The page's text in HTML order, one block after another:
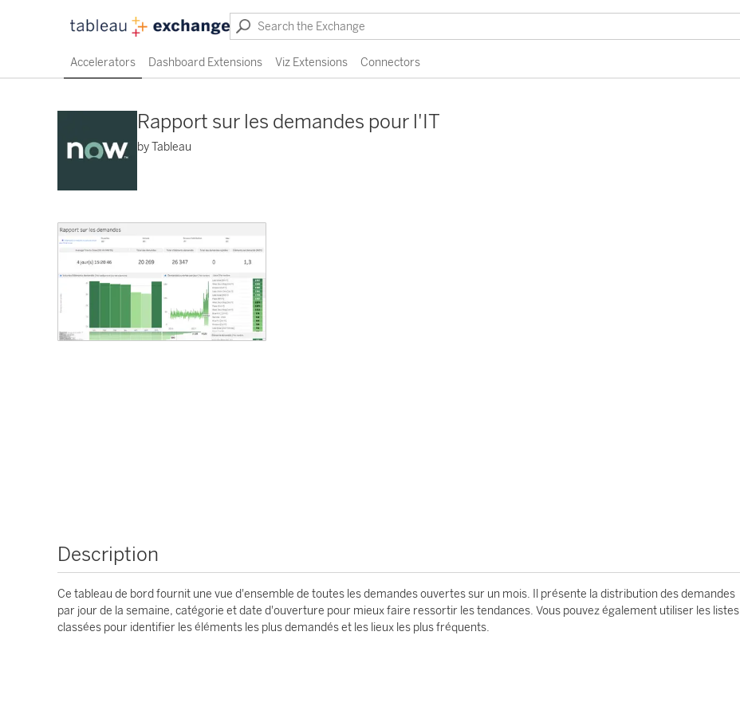
Accelerators Dashboard Extensions Viz Extensions Connectors
Rapport sur les demandes pour l'IT
by Tableau
Description
Ce tableau de bord fournit une vue d'ensemble de toutes les demandes ouvertes sur un mois. Il présente la distribution des demandes
par jour de la semaine, catégorie et date d'ouverture pour mieux faire ressortir les tendances. Vous pouvez également utiliser les listes
classées pour identifier les éléments les plus demandés et les lieux les plus fréquents.